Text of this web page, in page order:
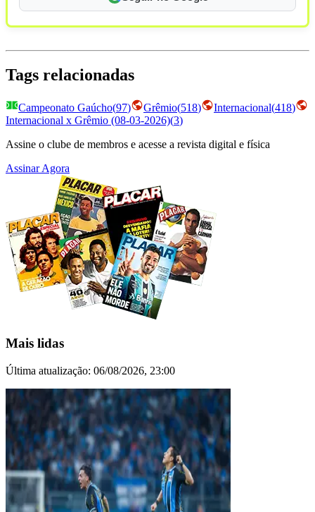
Tags relacionadas
Campeonato Gaúcho(97) Grêmio(518) Internacional(418)
Internacional x Grêmio (08-03-2026)(3)
Assine o clube de membros e acesse a revista digital e física
Assinar Agora
Mais lidas
Última atualização: 06/08/2026, 23:00